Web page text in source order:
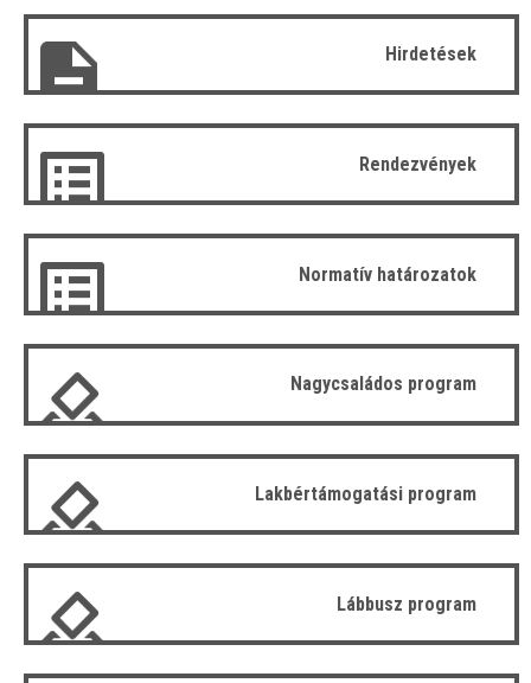
Hirdetések
Rendezvények
Normatív határozatok
Nagycsaládos program
Lakbértámogatási program
Lábbusz program